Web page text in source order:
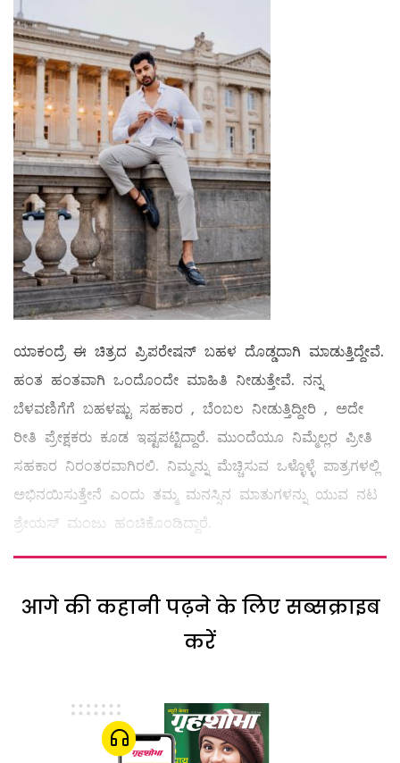
ಯಾಕಂದ್ರೆ ಈ ಚಿತ್ರದ ಪ್ರಿಪರೇಷನ್ ಬಹಳ ದೊಡ್ಡದಾಗಿ ಮಾಡುತ್ತಿದ್ದೇವೆ.
ಹಂತ ಹಂತವಾಗಿ ಒಂದೊಂದೇ ಮಾಹಿತಿ ನೀಡುತ್ತೇವೆ. ನನ್ನ
ಬೆಳವಣಿಗೆಗೆ ಬಹಳಷ್ಟು ಸಹಕಾರ , ಬೆಂಬಲ ನೀಡುತ್ತಿದ್ದೀರಿ , ಅದೇ
ರೀತಿ ಪ್ರೇಕ್ಷಕರು ಕೂಡ ಇಷ್ಟಪಟ್ಟಿದ್ದಾರೆ. ಮುಂದೆಯೂ ನಿಮ್ಮೆಲ್ಲರ ಪ್ರೀತಿ
ಸಹಕಾರ ನಿರಂತರವಾಗಿರಲಿ. ನಿಮ್ಮನ್ನು ಮೆಚ್ಚಿಸುವ ಒಳ್ಳೊಳ್ಳೆ ಪಾತ್ರಗಳಲ್ಲಿ
ಅಭಿನಯಿಸುತ್ತೇನೆ ಎಂದು ತಮ್ಮ ಮನಸ್ಸಿನ ಮಾತುಗಳನ್ನು ಯುವ ನಟ
ಶ್ರೇಯಸ್ ಮಂಜು ಹಂಚಿಕೊಂಡಿದ್ದಾರೆ.
आगे की कहानी पढ़ने के लिए सब्सक्राइब
करें